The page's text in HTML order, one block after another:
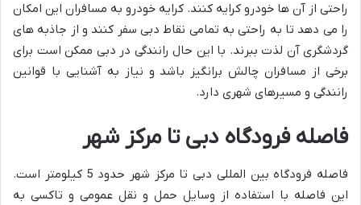
راحتی از آن ها خودرو کرایه کنند. کرایه خودرو به مسافران این امکان
را می دهد تا به راحتی به تمامی نقاط دبی سفر کنند و از جاذبه های
گردشگری آن لذت ببرند. با این حال رانندگی در دبی ممکن است برای
برخی از مسافران چالش برانگیز باشد و نیاز به آشنایی با قوانین
رانندگی و مسیرهای شهری دارد.
فاصله فرودگاه دبی تا مرکز شهر
فاصله فرودگاه بین المللی دبی تا مرکز شهر حدود 5 کیلومتر است.
این فاصله با استفاده از وسایل حمل و نقل عمومی و تاکسی به